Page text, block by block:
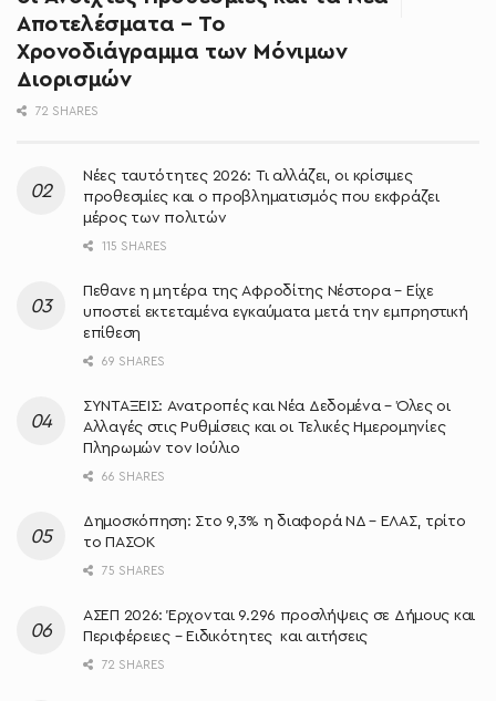
Αποτελέσματα – Το
Χρονοδιάγραμμα των Μόνιμων
Διορισμών
72 SHARES
Νέες ταυτότητες 2026: Τι αλλάζει, οι κρίσιμες
προθεσμίες και ο προβληματισμός που εκφράζει
μέρος των πολιτών
115 SHARES
Πεθανε η μητέρα της Αφροδίτης Νέστορα – Είχε
υποστεί εκτεταμένα εγκαύματα μετά την εμπρηστική
επίθεση
69 SHARES
ΣΥΝΤΑΞΕΙΣ: Ανατροπές και Νέα Δεδομένα – Όλες οι
Αλλαγές στις Ρυθμίσεις και οι Τελικές Ημερομηνίες
Πληρωμών τον Ιούλιο
66 SHARES
Δημοσκόπηση: Στο 9,3% η διαφορά ΝΔ – ΕΛΑΣ, τρίτο
το ΠΑΣΟΚ
75 SHARES
ΑΣΕΠ 2026: Έρχονται 9.296 προσλήψεις σε Δήμους και
Περιφέρειες – Ειδικότητες και αιτήσεις
72 SHARES